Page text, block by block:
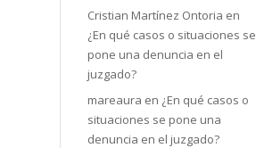
Cristian Martínez Ontoria en
¿En qué casos o situaciones se
pone una denuncia en el
juzgado?
mareaura en ¿En qué casos o
situaciones se pone una
denuncia en el juzgado?